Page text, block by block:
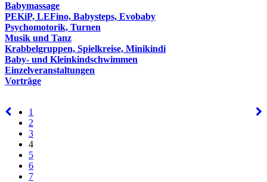
Babymassage
PEKiP, LEFino, Babysteps, Evobaby
Psychomotorik, Turnen
Musik und Tanz
Krabbelgruppen, Spielkreise, Minikindi
Baby- und Kleinkindschwimmen
Einzelveranstaltungen
Vorträge
1
2
3
4
5
6
7